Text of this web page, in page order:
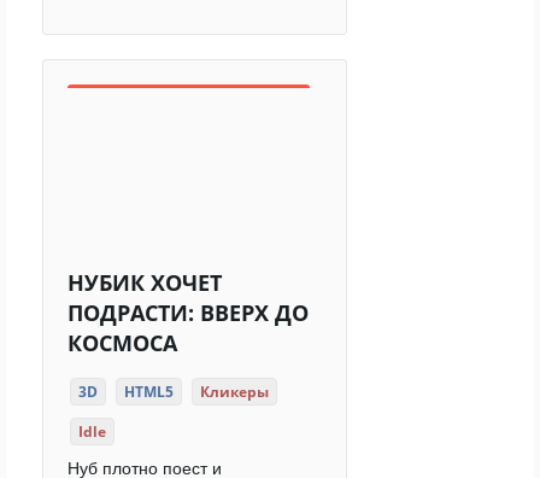
НУБИК ХОЧЕТ
ПОДРАСТИ: ВВЕРХ ДО
КОСМОСА
3D HTML5
Кликеры
Idle
Нуб плотно поест и